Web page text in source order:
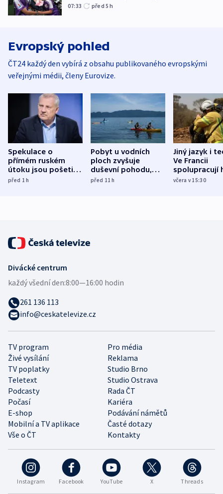
07:33 před 5h
Evropský pohled
ČT24 každý den vybírá z obsahu publikovaného evropskými
veřejnými médii, členy Eurovize.
Spekulace o
přímém ruském
útoku jsou pošetilé,
míní estonský
před 1h
Pobyt u vodních
ploch zvyšuje
duševní pohodu,
ukázala
před 11h
Jiný jazyk i
Ve Francii
spolupracují
různých zemí
včera v 15:30
Instagram Facebook YouTube X Threads
TV program
Pro média
Živé vysílání
Reklama
TV poplatky
Studio Brno
Teletext
Studio Ostrava
Podcasty
Rada ČT
Počasí
Kariéra
E-shop
Podávání námětů
Mobilní a TV aplikace
Časté dotazy
Vše o ČT
Kontakty
Divácké centrum
každý všední den:8:00—16:00 hodin
261 136 113
info@ceskatelevize.cz